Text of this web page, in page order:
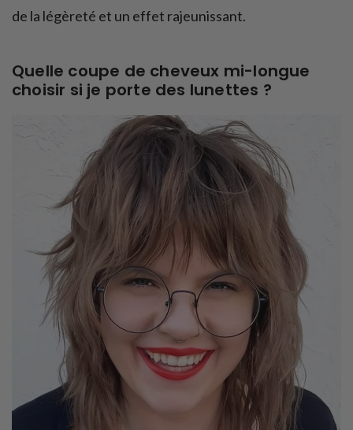
de la légèreté et un effet rajeunissant.
Quelle coupe de cheveux mi-longue
choisir si je porte des lunettes ?